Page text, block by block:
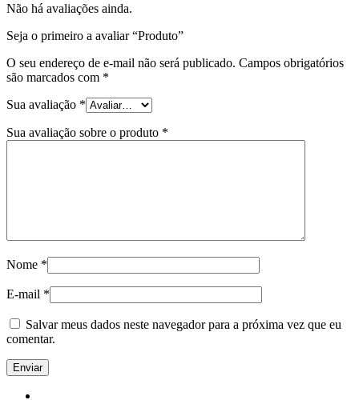
Não há avaliações ainda.
Seja o primeiro a avaliar “Produto”
O seu endereço de e-mail não será publicado. Campos obrigatórios
são marcados com *
Sua avaliação *
Sua avaliação sobre o produto *
Nome *
E-mail *
Salvar meus dados neste navegador para a próxima vez que eu
comentar.